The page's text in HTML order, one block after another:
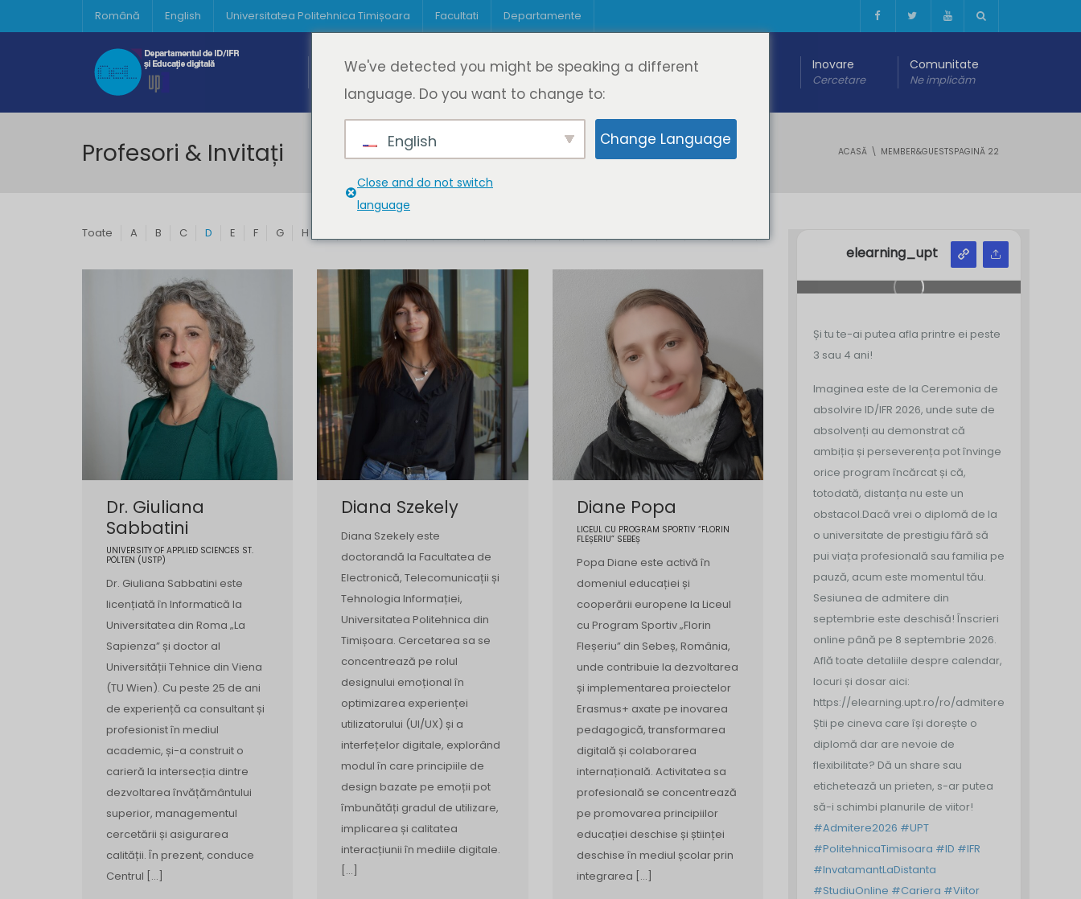
Română English Universitatea Politehnica Timișoara Facultati Departamente
Acasă Despre DeL
Cine suntem
Educație
Oferta de cursuri
Educație digitală Inovare
Cercetare
Comunitate
Ne implicăm
Profesori & Invitați ACASĂ MEMBER&GUESTSPAGINĂ 22
Toate A B C D E F G H
Dr. Giuliana
Sabbatini
UNIVERSITY OF APPLIED SCIENCES ST.
PÖLTEN (USTP)
Dr. Giuliana Sabbatini este
licențiată în Informatică la
Universitatea din Roma „La
Sapienza” și doctor al
Universității Tehnice din Viena
(TU Wien). Cu peste 25 de ani
de experiență ca consultant și
profesionist în mediul
academic, și-a construit o
carieră la intersecția dintre
dezvoltarea învățământului
superior, managementul
cercetării și asigurarea
calității. În prezent, conduce
Centrul […]
Diana Szekely
Diana Szekely este
doctorandă la Facultatea de
Electronică, Telecomunicații și
Tehnologia Informației,
Universitatea Politehnica din
Timișoara. Cercetarea sa se
concentrează pe rolul
designului emoțional în
optimizarea experienței
utilizatorului (UI/UX) și a
interfețelor digitale, explorând
modul în care principiile de
design bazate pe emoții pot
îmbunătăți gradul de utilizare,
implicarea și calitatea
interacțiunii în mediile digitale.
[…]
Diane Popa
LICEUL CU PROGRAM SPORTIV “FLORIN
FLEȘERIU” SEBEȘ
Popa Diane este activă în
domeniul educației și
cooperării europene la Liceul
cu Program Sportiv „Florin
Fleșeriu” din Sebeș, România,
unde contribuie la dezvoltarea
și implementarea proiectelor
Erasmus+ axate pe inovarea
pedagogică, transformarea
digitală și colaborarea
internațională. Activitatea sa
profesională se concentrează
pe promovarea principiilor
educației deschise și științei
deschise în mediul școlar prin
integrarea […]
elearning_upt
Și tu te-ai putea afla printre ei peste
3 sau 4 ani!
Imaginea este de la Ceremonia de
absolvire ID/IFR 2026, unde sute de
absolvenți au demonstrat că
ambiția și perseverența pot învinge
orice program încărcat și că,
totodată, distanța nu este un
obstacol.Dacă vrei o diplomă de la
o universitate de prestigiu fără să
pui viața profesională sau familia pe
pauză, acum este momentul tău.
Sesiunea de admitere din
septembrie este deschisă! Înscrieri
online până pe 8 septembrie 2026.
Află toate detaliile despre calendar,
locuri și dosar aici:
https://elearning.upt.ro/ro/admitere/
Știi pe cineva care își dorește o
diplomă dar are nevoie de
flexibilitate? Dă un share sau
etichetează un prieten, s-ar putea
să-i schimbi planurile de viitor!
#Admitere2026 #UPT
#PolitehnicaTimisoara #ID #IFR
#InvatamantLaDistanta
#StudiuOnline #Cariera #Viitor
We've detected you might be speaking a different
language. Do you want to change to:
English Change Language
Close and do not switch
language